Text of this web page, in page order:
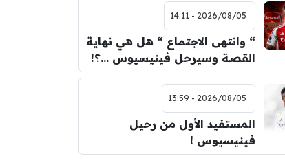
2026/08/05 - 14:11
“ وانتهى الاجتماع “ هل هي نهاية
القصة وسيرحل فينيسيوس …؟!
2026/08/05 - 13:59
المستفيد الأول من رحيل
فينيسيوس !